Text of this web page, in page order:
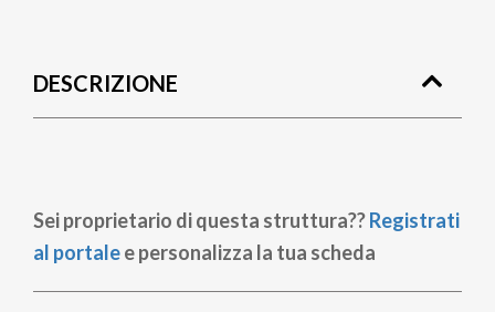
pane
DESCRIZIONE
Sei proprietario di questa struttura??Registrati
al portalee personalizza la tua scheda